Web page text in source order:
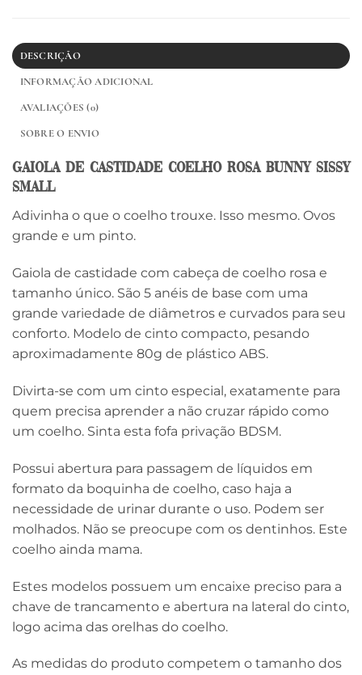
DESCRIÇÃO
INFORMAÇÃO ADICIONAL
AVALIAÇÕES (0)
SOBRE O ENVIO
Gaiola De Castidade Coelho Rosa Bunny Sissy
Small
Adivinha o que o coelho trouxe. Isso mesmo. Ovos
grande e um pinto.
Gaiola de castidade com cabeça de coelho rosa e
tamanho único. São 5 anéis de base com uma
grande variedade de diâmetros e curvados para seu
conforto. Modelo de cinto compacto, pesando
aproximadamente 80g de plástico ABS.
Divirta-se com um cinto especial, exatamente para
quem precisa aprender a não cruzar rápido como
um coelho. Sinta esta fofa privação BDSM.
Possui abertura para passagem de líquidos em
formato da boquinha de coelho, caso haja a
necessidade de urinar durante o uso. Podem ser
molhados. Não se preocupe com os dentinhos. Este
coelho ainda mama.
Estes modelos possuem um encaixe preciso para a
chave de trancamento e abertura na lateral do cinto,
logo acima das orelhas do coelho.
As medidas do produto competem o tamanho dos